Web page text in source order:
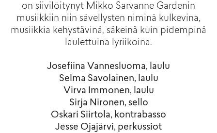
on siivilöitynyt Mikko Sarvanne Gardenin
musiikkiin niin sävellysten niminä kulkevina,
musiikkia kehystävinä, säkeinä kuin pidempinä
laulettuina lyriikoina.
Josefiina Vannesluoma, laulu
Selma Savolainen, laulu
Virva Immonen, laulu
Sirja Nironen, sello
Oskari Siirtola, kontrabasso
Jesse Ojajärvi, perkussiot